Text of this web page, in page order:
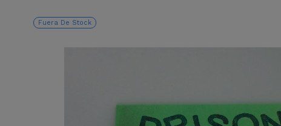
Fuera De Stock